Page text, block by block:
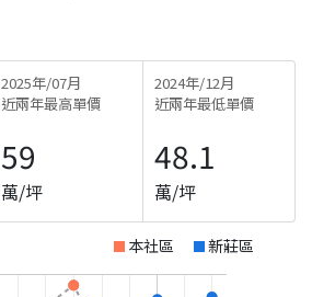
2025年/07月
近兩年最高單價
59
萬/坪
2024年/12月
近兩年最低單價
48.1
萬/坪
本社區 新莊區